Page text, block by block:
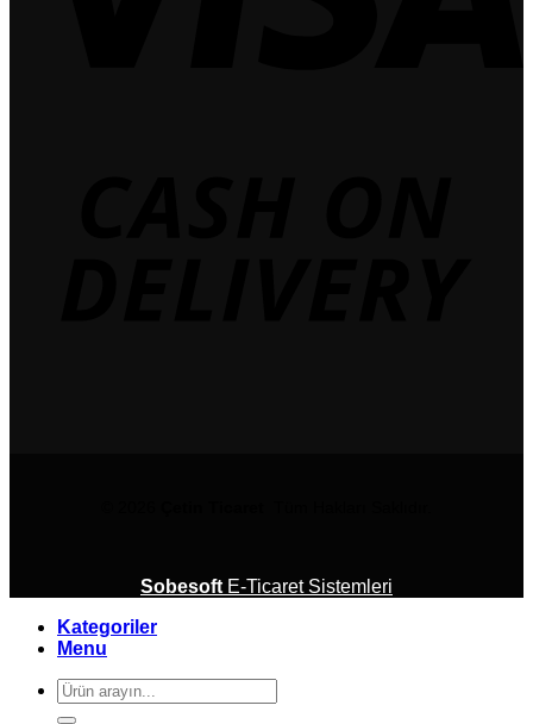
Sobesoft E-Ticaret Sistemleri
Kategoriler
Menu
Ara: